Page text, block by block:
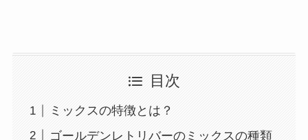
目次
ミックスの特徴とは？
ゴールデンレトリバーのミックスの種類